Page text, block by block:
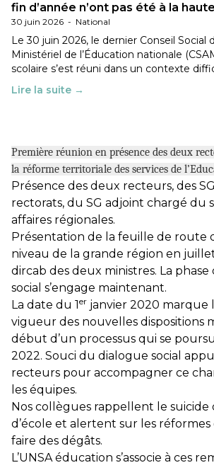
fin d’année n’ont pas été à la
30 juin 2026 - National
Le 30 juin 2026, le dernier Conseil Social
Ministériel de l’Éducation nationale
scolaire s’est réuni dans un contexte
Lire la suite →
Première réunion en présence des deux
la réforme territoriale des services de
Présence des deux recteurs, des
rectorats, du SG adjoint chargé du
affaires régionales.
Présentation de la feuille de route
niveau de la grande région en
dircab des deux ministres. La
social s’engage maintenant.
La date du 1er janvier 2020 marque
vigueur des nouvelles dispositions
début d’un processus qui se
2022. Souci du dialogue social
recteurs pour accompagner ce
les équipes.
Nos collègues rappellent le suicide
d’école et alertent sur les
faire des dégâts.
L’UNSA éducation s’associe à ces